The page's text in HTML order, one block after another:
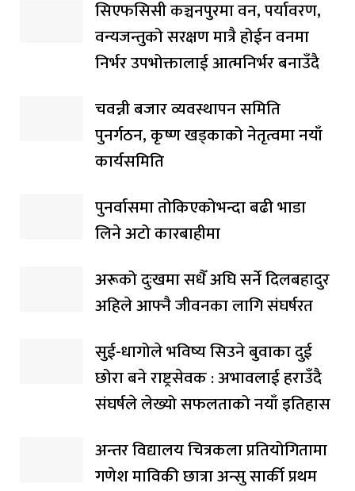
सिएफसिसी कञ्चनपुरमा वन, पर्यावरण,
वन्यजन्तुको सरक्षण मात्रै होईन वनमा
निर्भर उपभोक्तालाई आत्मनिर्भर बनाउँदै
चवन्नी बजार व्यवस्थापन समिति
पुनर्गठन, कृष्ण खड्काको नेतृत्वमा नयाँ
कार्यसमिति
पुनर्वासमा तोकिएकोभन्दा बढी भाडा
लिने अटो कारबाहीमा
अरूको दुःखमा सधैँ अघि सर्ने दिलबहादुर
अहिले आफ्नै जीवनका लागि संघर्षरत
सुई-धागोले भविष्य सिउने बुवाका दुई
छोरा बने राष्ट्रसेवक : अभावलाई हराउँदै
संघर्षले लेख्यो सफलताको नयाँ इतिहास
अन्तर विद्यालय चित्रकला प्रतियोगितामा
गणेश माविकी छात्रा अन्सु सार्की प्रथम